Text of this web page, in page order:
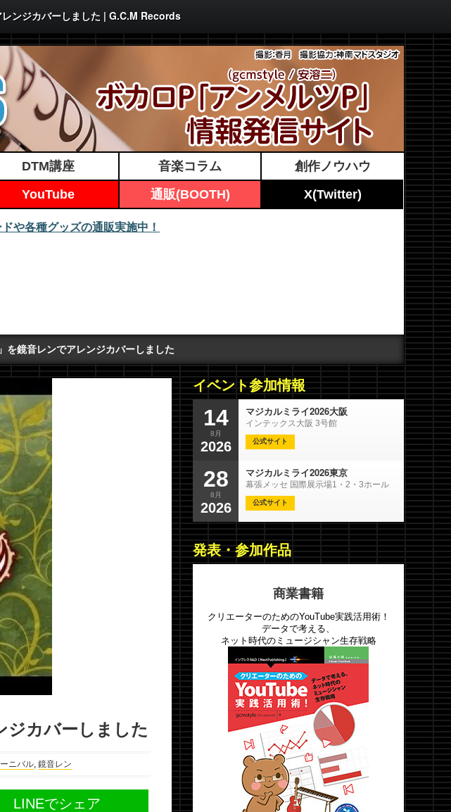
ンジカバーしました | G.C.M Records
DTM講座 音楽コラム
創作ノウハウ
YouTube 通販(BOOTH) X(Twitter)
や各種グッズの通販実施中！
を鏡音レンでアレンジカバーしました
ジカバーしました
ニバル, 鏡音レン
LINEでシェア
イベント参加情報
14
8月
2026
マジカルミライ2026大阪
インテックス大阪 3号館
公式サイト
28
8月
2026
マジカルミライ2026東京
幕張メッセ 国際展示場1・2・3ホール
公式サイト
発表・参加作品
商業書籍
クリエーターのためのYouTube実践活用術！
データで考える、
ネット時代のミュージシャン生存戦略